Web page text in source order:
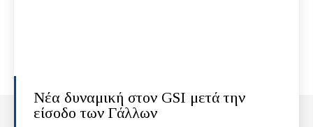
Νέα δυναμική στον GSI μετά την
είσοδο των Γάλλων